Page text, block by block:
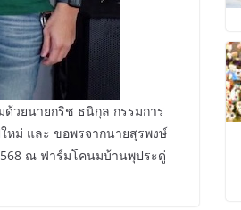
วยนายกริช ธนิกุล กรรมการ
หม่ และ ขอพรจากนายสุรพงษ์
ณ ฟาร์มโคนมบ้านพุประดู่